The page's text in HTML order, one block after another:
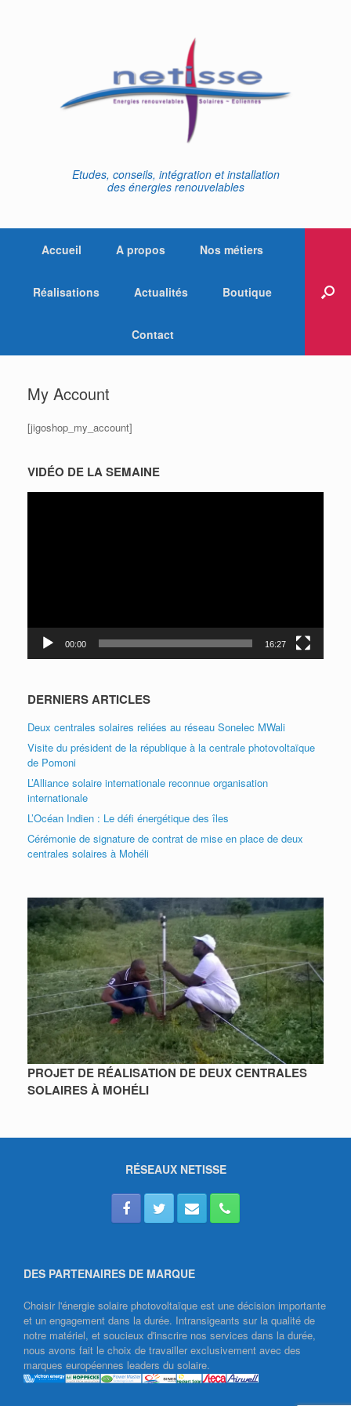
Etudes, conseils, intégration et installation
des énergies renouvelables
Accueil A propos Nos métiers
Réalisations Actualités Boutique
Contact
My Account
[jigoshop_my_account]
VIDÉO DE LA SEMAINE
00:00 16:27
DERNIERS ARTICLES
Deux centrales solaires reliées au réseau Sonelec MWali
Visite du président de la république à la centrale photovoltaïque
de Pomoni
L’Alliance solaire internationale reconnue organisation
internationale
L’Océan Indien : Le défi énergétique des îles
Cérémonie de signature de contrat de mise en place de deux
centrales solaires à Mohéli
PROJET DE RÉALISATION DE DEUX CENTRALES
SOLAIRES À MOHÉLI
RÉSEAUX NETISSE
DES PARTENAIRES DE MARQUE
Choisir l'énergie solaire photovoltaïque est une décision importante
et un engagement dans la durée. Intransigeants sur la qualité de
notre matériel, et soucieux d'inscrire nos services dans la durée,
nous avons fait le choix de travailler exclusivement avec des
marques européennes leaders du solaire.